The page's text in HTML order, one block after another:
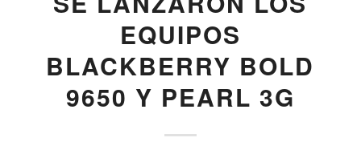
EQUIPOS
BLACKBERRY BOLD
9650 Y PEARL 3G